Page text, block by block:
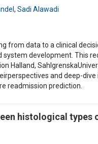
, Sadi Alawadi
from data to a clinical
development. This
Halland,
and deep-
readmission prediction.
histological types